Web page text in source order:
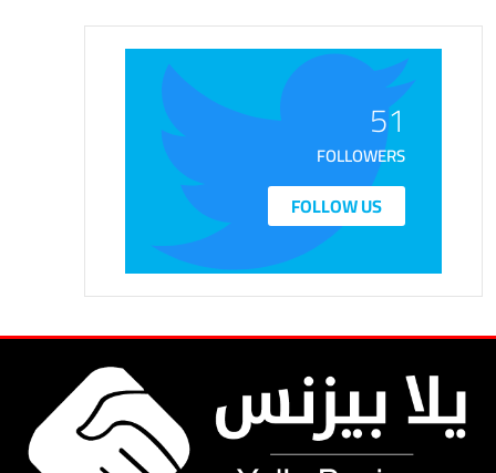
51
FOLLOWERS
FOLLOW US